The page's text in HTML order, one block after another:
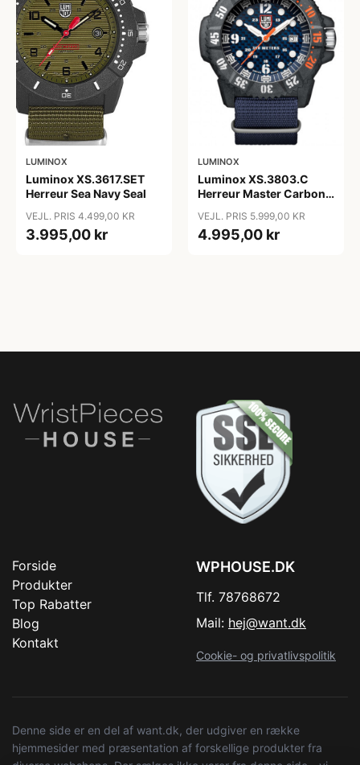
LUMINOX
Luminox XS.3617.SET
Herreur Sea Navy Seal
VEJL. PRIS 4.499,00 KR
3.995,00 kr
LUMINOX
Luminox XS.3803.C
Herreur Master Carbon
VEJL. PRIS 5.999,00 KR
4.995,00 kr
Forside
Produkter
Top Rabatter
Blog
Kontakt
WPHOUSE.DK
Tlf. 78768672
Mail: hej@want.dk
Cookie- og privatlivspolitik
Denne side er en del af want.dk, der udgiver en række
hjemmesider med præsentation af forskellige produkter fra